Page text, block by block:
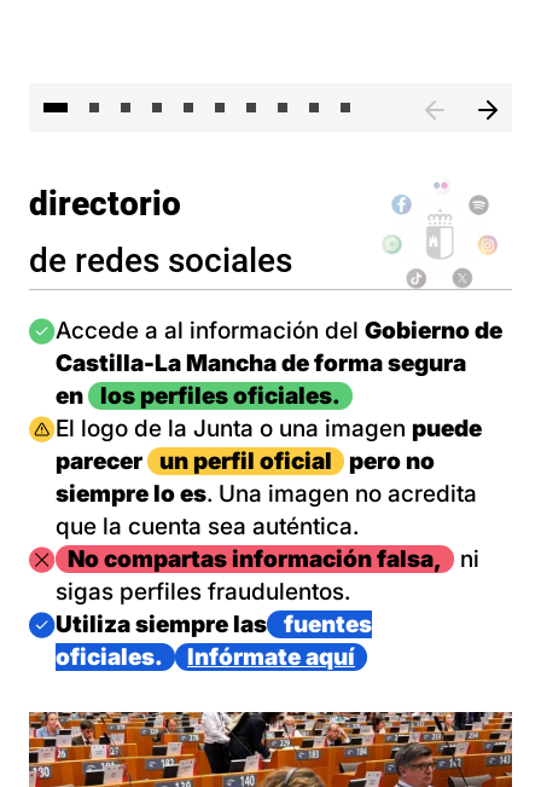
directorio
de redes sociales
Imagen
Accede a al información del Gobierno de
Castilla-La Mancha de forma segura
en
los perfiles oficiales.
Imagen
El logo de la Junta o una imagen puede
parecer
un perfil oficial
pero no
siempre lo es. Una imagen no acredita
que la cuenta sea auténtica.
ImagenNo compartas información falsa,
ni
sigas perfiles fraudulentos.
Imagen
Utiliza siempre las
fuentes
oficiales.
Infórmate aquí